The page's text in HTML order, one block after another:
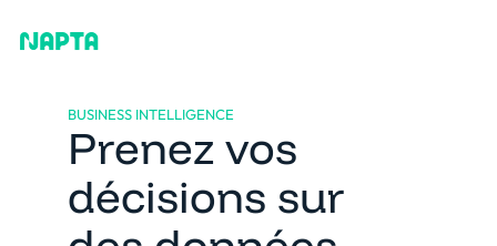
BUSINESS INTELLIGENCE
Prenez vos
décisions sur